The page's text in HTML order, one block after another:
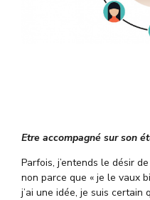
Etre accompagné sur son
Parfois, j’entends le désir
non parce que « je le vaux
j’ai une idée, je suis certain